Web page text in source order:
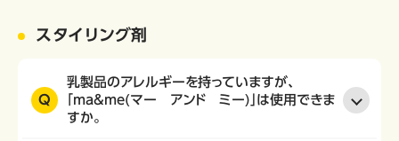
スタイリング剤
Q
乳製品のアレルギーを持っていますが、
「ma&me(マー アンド ミー)」は使用できま
すか。